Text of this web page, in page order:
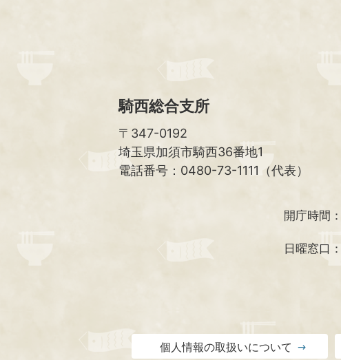
騎西総合支所
〒347-0192
埼玉県加須市騎西36番地1
電話番号：0480-73-1111（代表）
開庁時間：
日曜窓口：
個人情報の取扱いについて